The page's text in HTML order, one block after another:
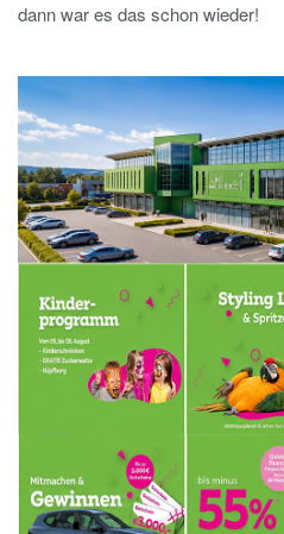
dann war es das schon wieder!